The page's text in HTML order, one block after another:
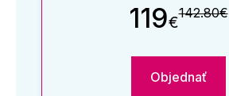
119€142.80€
Objednať